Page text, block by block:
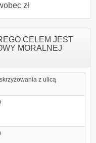
zł
CELEM JEST
MORALNEJ
z ulicą